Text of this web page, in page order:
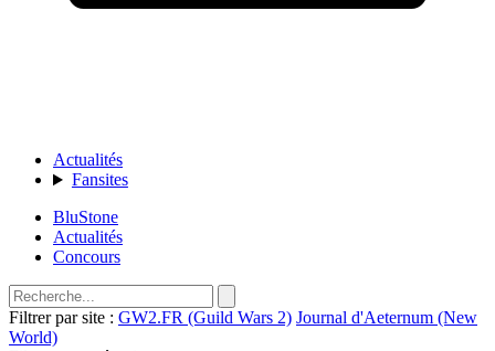
Actualités
Fansites
BluStone
Actualités
Concours
Filtrer par site : GW2.FR (Guild Wars 2) Journal d'Aeternum (New
World)